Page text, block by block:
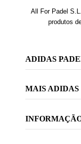
All For Padel
produtos
ADIDAS
MAIS ADIDAS